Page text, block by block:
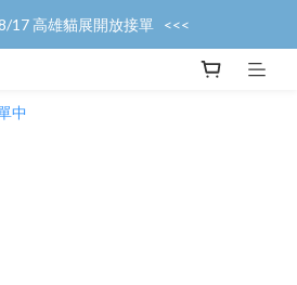
滿載，暫停接單中   <<<
17 高雄貓展開放接單   <<<